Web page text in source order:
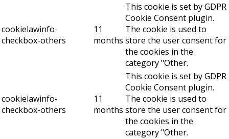
cookielawinfo-
checkbox-others
11
months
This cookie is set by GDPR
Cookie Consent plugin.
The cookie is used to
store the user consent for
the cookies in the
category "Other.
cookielawinfo-
checkbox-others
11
months
This cookie is set by GDPR
Cookie Consent plugin.
The cookie is used to
store the user consent for
the cookies in the
category "Other.